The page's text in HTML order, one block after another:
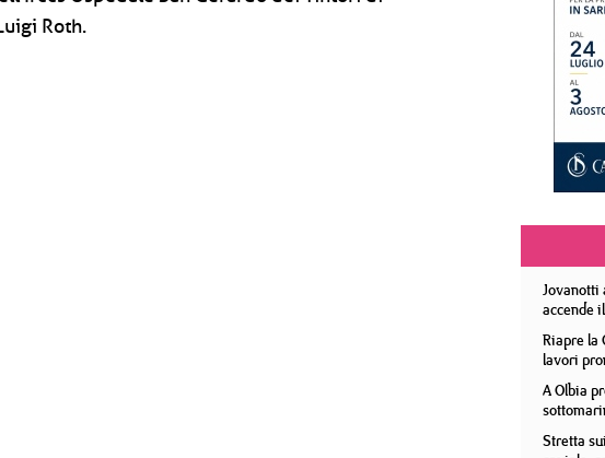
Roth.
Jovanotti
accende
Riapre la
lavori
A Olbia
Stretta